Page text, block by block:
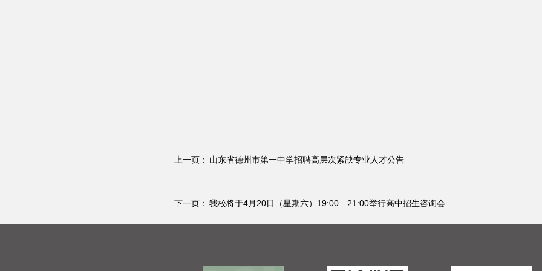
上一页： 山东省德州市第一中学招聘高层次紧缺专业人才公告
下一页： 我校将于4月20日（星期六）19:00—21:00举行高中招生咨询会